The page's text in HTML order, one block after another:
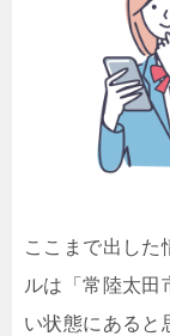
ここまで出した
ルは「常陸太田
い状態にあると